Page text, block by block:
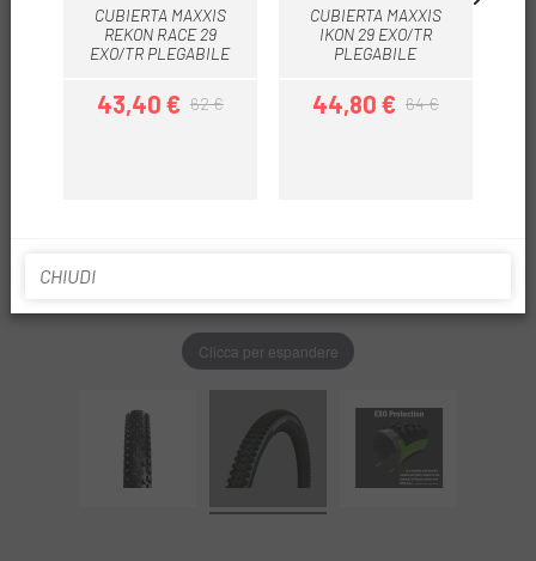
Clicca per espandere
CUBIERTA MAXXIS
REKON RACE 29
EXO/TR PLEGABILE
Prezzo
43,40 €Prezzo base
62 €
CUBIERTA MAXXIS
IKON 29 EXO/TR
PLEGABILE
Prezzo
44,80 €Prezzo base
64 €
CHIUDI